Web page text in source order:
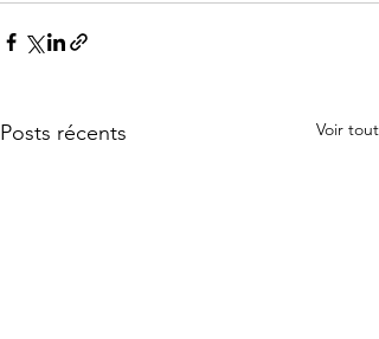
Posts récents Voir tout